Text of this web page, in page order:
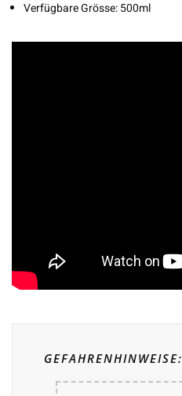
Verfügbare Grösse: 500ml
GEFAHRENHINWEISE: